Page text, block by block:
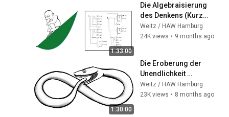
Arithmetik: Probe bei der
Multiplikation
Weitz / HAW Hamburg
22
Langzahlarithmetik (engl.
bignum bzw. arbitrary-
precision arithmetic)
Weitz / HAW Hamburg
23
Negative Zahlen,
Subtraktion, inverse
Elemente
Weitz / HAW Hamburg
Teilbarkeit und negative
Zahlen
1:33:00
Die Algebraisierung
des Denkens (Kurze
Geschichte der
Mathematik 2)
Weitz / HAW Hamburg
24K views • 9 months ago
1:30:00
Die Eroberung der
Unendlichkeit
(Kurze Geschichte
der Mathematik 3)
Weitz / HAW Hamburg
23K views • 8 months ago